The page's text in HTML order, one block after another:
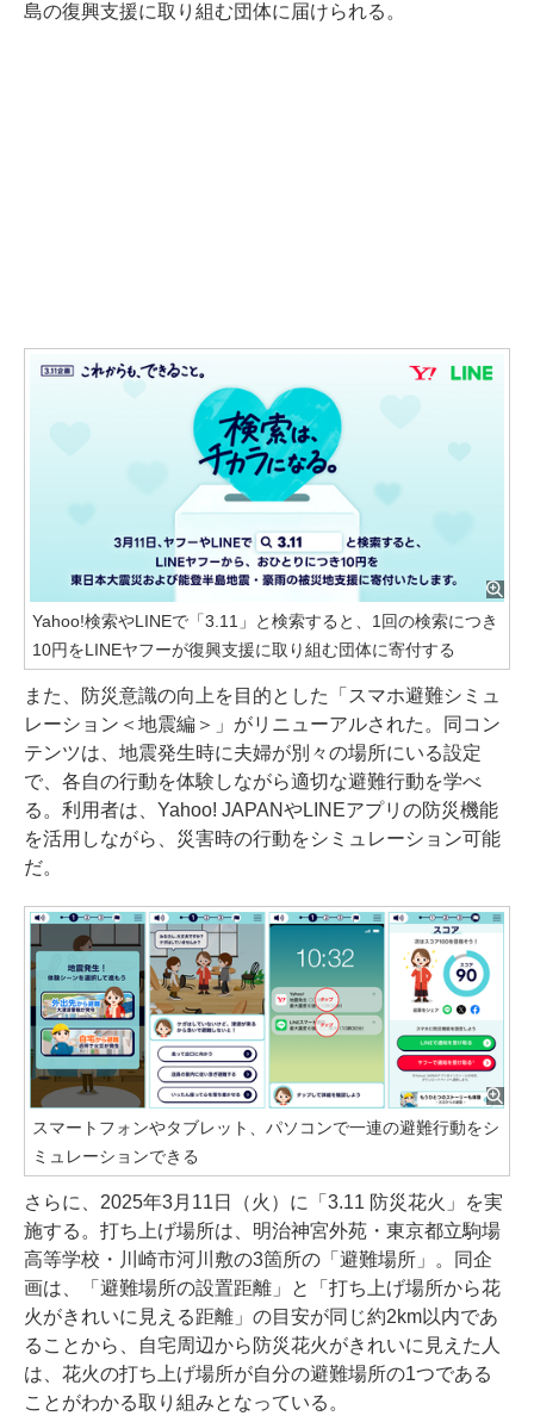
島の復興支援に取り組む団体に届けられる。
Yahoo!検索やLINEで「3.11」と検索すると、1回の検索につき
10円をLINEヤフーが復興支援に取り組む団体に寄付する
また、防災意識の向上を目的とした「スマホ避難シミュ
レーション＜地震編＞」がリニューアルされた。同コン
テンツは、地震発生時に夫婦が別々の場所にいる設定
で、各自の行動を体験しながら適切な避難行動を学べ
る。利用者は、Yahoo! JAPANやLINEアプリの防災機能
を活用しながら、災害時の行動をシミュレーション可能
だ。
スマートフォンやタブレット、パソコンで一連の避難行動をシ
ミュレーションできる
さらに、2025年3月11日（火）に「3.11 防災花火」を実
施する。打ち上げ場所は、明治神宮外苑・東京都立駒場
高等学校・川崎市河川敷の3箇所の「避難場所」。同企
画は、「避難場所の設置距離」と「打ち上げ場所から花
火がきれいに見える距離」の目安が同じ約2km以内であ
ることから、自宅周辺から防災花火がきれいに見えた人
は、花火の打ち上げ場所が自分の避難場所の1つである
ことがわかる取り組みとなっている。